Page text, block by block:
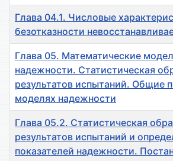
Глава 04.1. Числовые
безотказности
Глава 05. Математические
надежности. Статистическая
результатов испытаний. Общие
моделях надежности
Глава 05.2. Статистическая
результатов испытаний и
показателей надежности.